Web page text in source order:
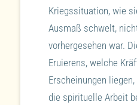
Kriegssituation, wie
Ausmaß schwelt,
vorhergesehen war.
Eruierens, welche
Erscheinungen
die spirituelle Arbeit